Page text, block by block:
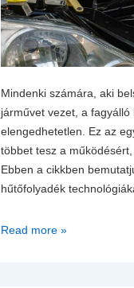
Mindenki számára, aki
járművet vezet, a
elengedhetetlen. Ez az
többet tesz a
Ebben a cikkben
hűtőfolyadék
Így
Read more »